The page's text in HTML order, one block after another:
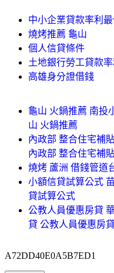
中小企業貸款率利
燒烤推薦 龜山
個人信貸條件
土地銀行勞工貸款率
高雄身分證借錢
龜山 火鍋推薦 南投
山 火鍋推薦
內政部 整合住宅補
內政部 整合住宅補
燒烤 蘆洲 借錢管道
小額信貸試算公式
貸試算公式
公教人員優惠房貸
貸 公教人員優惠房
A72DD40E0A5B7ED1